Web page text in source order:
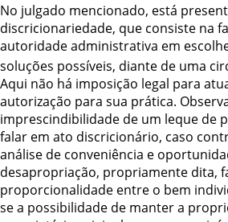
No julgado mencionado, está
discricionariedade, que consiste na
autoridade administrativa em
soluções possíveis, diante de uma
Aqui não há imposição legal para
autorização para sua prática.
imprescindibilidade de um leque de
falar em ato discricionário, caso
análise de conveniência e
desapropriação, propriamente dita,
proporcionalidade entre o bem
se a possibilidade de manter a